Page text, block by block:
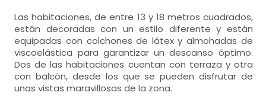
Las habitaciones, de entre 13 y 18 metros cuadrados,
están decoradas con un estilo diferente y están
equipadas con colchones de látex y almohadas de
viscoelástica para garantizar un descanso óptimo.
Dos de las habitaciones cuentan con terraza y otra
con balcón, desde los que se pueden disfrutar de
unas vistas maravillosas de la zona.